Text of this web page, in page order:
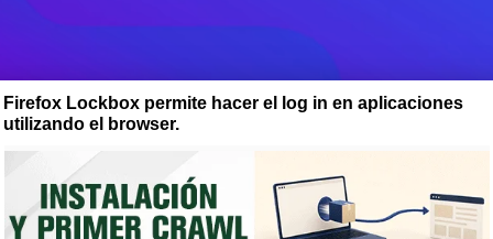
Firefox Lockbox permite hacer el log in en aplicaciones
utilizando el browser.